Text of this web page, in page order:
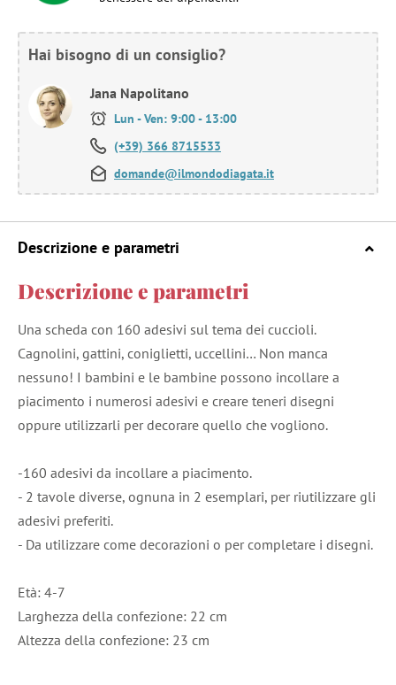
Hai bisogno di un consiglio?
Jana Napolitano
Lun - Ven: 9:00 - 13:00
(+39) 366 8715533
domande@ilmondodiagata.it
Descrizione e parametri
Descrizione e parametri
Una scheda con 160 adesivi sul tema dei cuccioli.
Cagnolini, gattini, coniglietti, uccellini… Non manca
nessuno! I bambini e le bambine possono incollare a
piacimento i numerosi adesivi e creare teneri disegni
oppure utilizzarli per decorare quello che vogliono.
-160 adesivi da incollare a piacimento.
- 2 tavole diverse, ognuna in 2 esemplari, per riutilizzare gli
adesivi preferiti.
- Da utilizzare come decorazioni o per completare i disegni.
Età: 4-7
Larghezza della confezione: 22 cm
Altezza della confezione: 23 cm